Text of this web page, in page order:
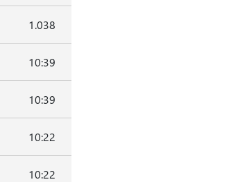
1.038
10:39
10:39
10:22
10:22